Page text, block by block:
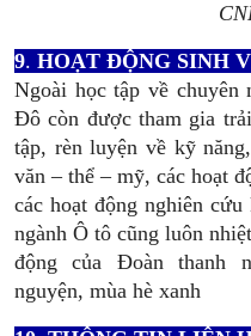
9. HOẠT ĐỘNG SINH
Ngoài học tập về
Đô còn được tham gia
tập, rèn luyện về kỹ
văn – thể – mỹ, các hoạt
các hoạt động nghiên
ngành Ô tô cũng luôn
động của Đoàn thanh
nguyện, mùa hè xanh